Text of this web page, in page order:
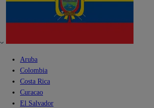
Aruba
Colombia
Costa Rica
Curacao
El Salvador